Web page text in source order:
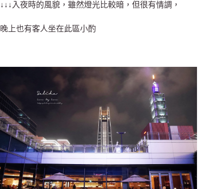
↓↓↓入夜時的風貌，雖然燈光比較暗，但很有情調，
晚上也有客人坐在此區小酌